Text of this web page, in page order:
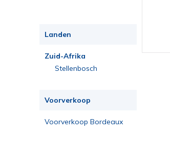
Landen
Zuid-Afrika
Stellenbosch
Voorverkoop
Voorverkoop Bordeaux